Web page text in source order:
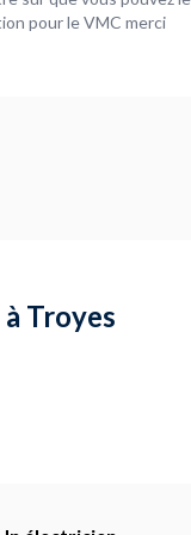
pour le VMC merci
Troyes